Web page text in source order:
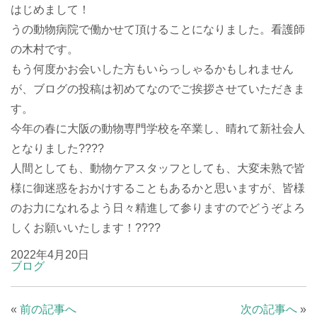
はじめまして！
うの動物病院で働かせて頂けることになりました。看護師
の木村です。
もう何度かお会いした方もいらっしゃるかもしれません
が、ブログの投稿は初めてなのでご挨拶させていただきま
す。
今年の春に大阪の動物専門学校を卒業し、晴れて新社会人
となりました????
人間としても、動物ケアスタッフとしても、大変未熟で皆
様に御迷惑をおかけすることもあるかと思いますが、皆様
のお力になれるよう日々精進して参りますのでどうぞよろ
しくお願いいたします！????
2022年4月20日
ブログ
« 前の記事へ 次の記事へ »